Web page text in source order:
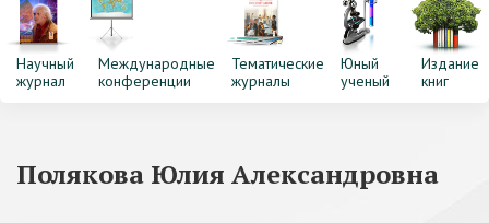
Научный
журнал
Международные
конференции
Тематические
журналы
Юный
ученый
Издание
книг
Полякова Юлия Александровна